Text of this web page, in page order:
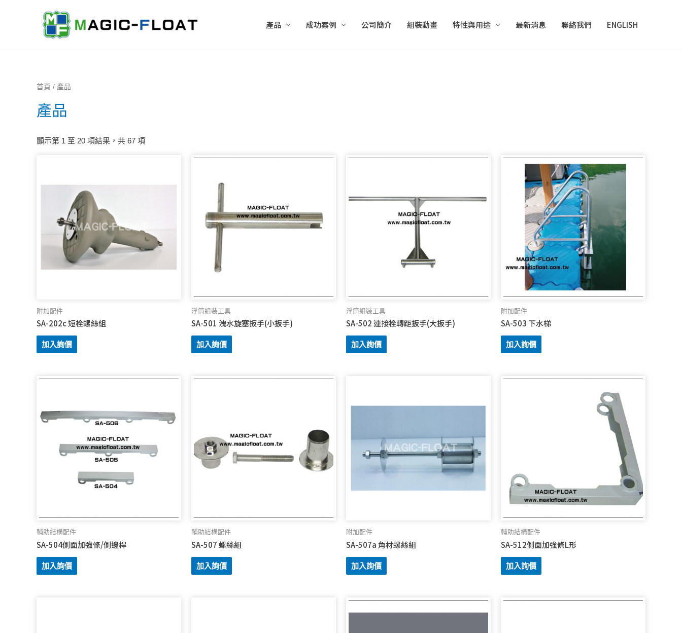
產品 成功案例 公司簡介 組裝動畫 特性與用途 最新消息 聯絡我們 ENGLISH
首頁 / 產品
產品
顯示第 1 至 20 項結果，共 67 項
附加配件
SA-202c 短栓螺絲組
加入詢價
浮筒組裝工具
SA-501 洩水旋塞扳手(小扳手)
加入詢價
浮筒組裝工具
SA-502 連接栓轉距扳手(大扳手)
加入詢價
附加配件
SA-503 下水梯
加入詢價
輔助結構配件
SA-504側面加強條/側邊桿
加入詢價
輔助結構配件
SA-507 螺絲組
加入詢價
附加配件
SA-507a 角材螺絲組
加入詢價
輔助結構配件
SA-512側面加強條L形
加入詢價